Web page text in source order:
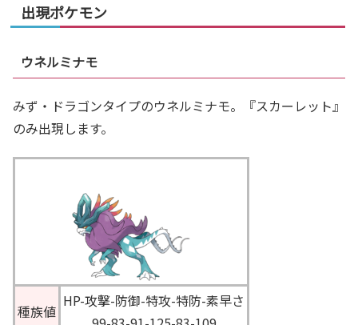
出現ポケモン
ウネルミナモ
みず・ドラゴンタイプのウネルミナモ。『スカーレット』
のみ出現します。
種族値
HP-攻撃-防御-特攻-特防-素早さ